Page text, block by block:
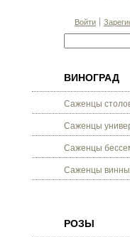
Войти
ВИНОГРАД
Саженцы
Саженцы
Саженцы
Саженцы
РОЗЫ